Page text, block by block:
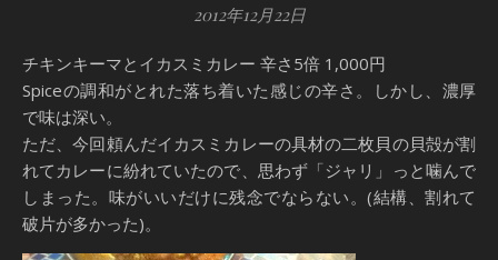
2012年12月22日
チキンキーマとイカスミカレー 辛さ5倍 1,000円
Spiceの調和がとれた落ち着いた感じの辛さ。しかし、濃厚
で味は深い。
ただ、今回頼んだイカスミカレーの具材の二枚貝の貝殻が割
れてカレーに紛れていたので、思わず「ジャリ」っと噛んで
しまった。味がいいだけに残念でならない。(結構、割れて
破片が多かった)。